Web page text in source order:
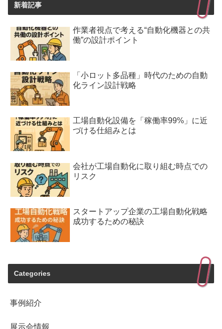
新着記事
作業者視点で考える“自動化機器との共
働”の設計ポイント
「小ロット多品種」時代のための自動
化ライン設計戦略
工場自動化設備を「稼働率99%」に近
づける仕組みとは
会社が工場自動化に取り組む時点での
リスク
スタートアップ企業の工場自動化戦略
成功するための秘訣
Categories
事例紹介
展示会情報